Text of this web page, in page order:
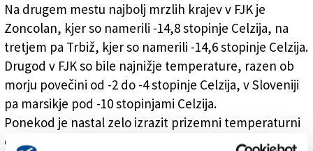
Na drugem mestu najbolj mrzlih krajev v FJK je
Zoncolan, kjer so namerili -14,8 stopinje Celzija, na
tretjem pa Trbiž, kjer so namerili -14,6 stopinje Celzija.
Drugod v FJK so bile najnižje temperature, razen ob
morju povečini od -2 do -4 stopinje Celzija, v Sloveniji
pa marsikje pod -10 stopinjami Celzija.
Ponekod je nastal zelo izrazit prizemni temperaturni
obrat. Težak mrzel zrak se je namreč zlasti v